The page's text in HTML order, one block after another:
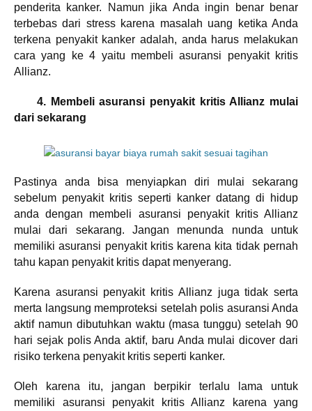
penderita kanker. Namun jika Anda ingin benar benar
terbebas dari stress karena masalah uang ketika Anda
terkena penyakit kanker adalah, anda harus melakukan
cara yang ke 4 yaitu membeli asuransi penyakit kritis
Allianz.
4. Membeli asuransi penyakit kritis Allianz mulai
dari sekarang
Pastinya anda bisa menyiapkan diri mulai sekarang
sebelum penyakit kritis seperti kanker datang di hidup
anda dengan membeli asuransi penyakit kritis Allianz
mulai dari sekarang. Jangan menunda nunda untuk
memiliki asuransi penyakit kritis karena kita tidak pernah
tahu kapan penyakit kritis dapat menyerang.
Karena asuransi penyakit kritis Allianz juga tidak serta
merta langsung memproteksi setelah polis asuransi Anda
aktif namun dibutuhkan waktu (masa tunggu) setelah 90
hari sejak polis Anda aktif, baru Anda mulai dicover dari
risiko terkena penyakit kritis seperti kanker.
Oleh karena itu, jangan berpikir terlalu lama untuk
memiliki asuransi penyakit kritis Allianz karena yang